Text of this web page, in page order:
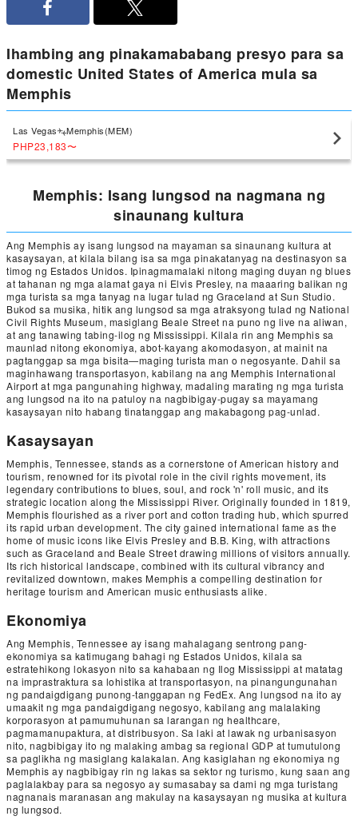
Ihambing ang pinakamababang presyo para sa
domestic United States of America mula sa
Memphis
Las Vegas Memphis(MEM)
PHP23,183〜
Memphis: Isang lungsod na nagmana ng
sinaunang kultura
Ang Memphis ay isang lungsod na mayaman sa sinaunang kultura at
kasaysayan, at kilala bilang isa sa mga pinakatanyag na destinasyon sa
timog ng Estados Unidos. Ipinagmamalaki nitong maging duyan ng blues
at tahanan ng mga alamat gaya ni Elvis Presley, na maaaring balikan ng
mga turista sa mga tanyag na lugar tulad ng Graceland at Sun Studio.
Bukod sa musika, hitik ang lungsod sa mga atraksyong tulad ng National
Civil Rights Museum, masiglang Beale Street na puno ng live na aliwan,
at ang tanawing tabing-ilog ng Mississippi. Kilala rin ang Memphis sa
maunlad nitong ekonomiya, abot-kayang akomodasyon, at mainit na
pagtanggap sa mga bisita—maging turista man o negosyante. Dahil sa
maginhawang transportasyon, kabilang na ang Memphis International
Airport at mga pangunahing highway, madaling marating ng mga turista
ang lungsod na ito na patuloy na nagbibigay-pugay sa mayamang
kasaysayan nito habang tinatanggap ang makabagong pag-unlad.
Kasaysayan
Memphis, Tennessee, stands as a cornerstone of American history and
tourism, renowned for its pivotal role in the civil rights movement, its
legendary contributions to blues, soul, and rock 'n' roll music, and its
strategic location along the Mississippi River. Originally founded in 1819,
Memphis flourished as a river port and cotton trading hub, which spurred
its rapid urban development. The city gained international fame as the
home of music icons like Elvis Presley and B.B. King, with attractions
such as Graceland and Beale Street drawing millions of visitors annually.
Its rich historical landscape, combined with its cultural vibrancy and
revitalized downtown, makes Memphis a compelling destination for
heritage tourism and American music enthusiasts alike.
Ekonomiya
Ang Memphis, Tennessee ay isang mahalagang sentrong pang-
ekonomiya sa katimugang bahagi ng Estados Unidos, kilala sa
estratehikong lokasyon nito sa kahabaan ng Ilog Mississippi at matatag
na imprastraktura sa lohistika at transportasyon, na pinangungunahan
ng pandaigdigang punong-tanggapan ng FedEx. Ang lungsod na ito ay
umaakit ng mga pandaigdigang negosyo, kabilang ang malalaking
korporasyon at pamumuhunan sa larangan ng healthcare,
pagmamanupaktura, at distribusyon. Sa laki at lawak ng urbanisasyon
nito, nagbibigay ito ng malaking ambag sa regional GDP at tumutulong
sa paglikha ng masiglang kalakalan. Ang kasiglahan ng ekonomiya ng
Memphis ay nagbibigay rin ng lakas sa sektor ng turismo, kung saan ang
paglalakbay para sa negosyo ay sumasabay sa dami ng mga turistang
nagnanais maranasan ang makulay na kasaysayan ng musika at kultura
ng lungsod.